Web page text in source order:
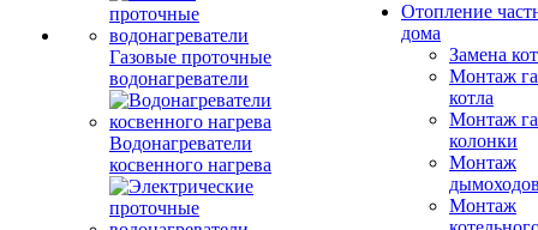
Газовые проточные
водонагреватели
Водонагреватели
косвенного нагрева
Отопление
дома
Замена
Монтаж
котла
Монтаж
колонки
Монтаж
Монтаж